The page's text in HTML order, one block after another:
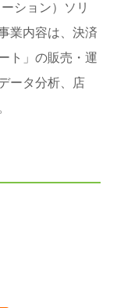
ション）ソリ
業内容は、決済
ト」の販売・運
ータ分析、店